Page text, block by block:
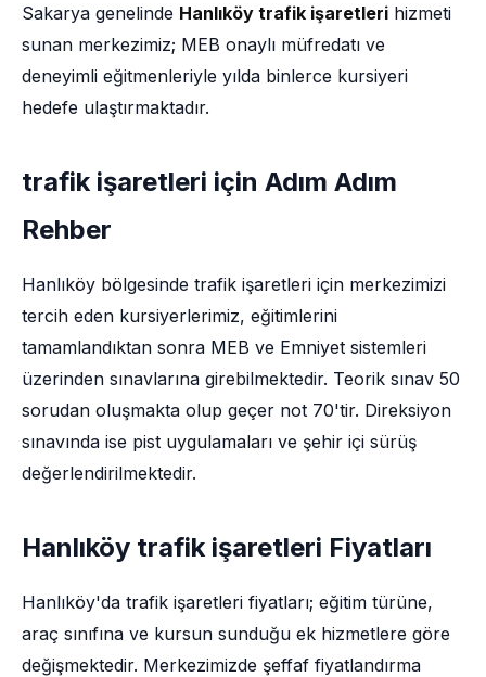
Sakarya genelinde Hanlıköy trafik işaretleri hizmeti
sunan merkezimiz; MEB onaylı müfredatı ve
deneyimli eğitmenleriyle yılda binlerce kursiyeri
hedefe ulaştırmaktadır.
trafik işaretleri için Adım Adım
Rehber
Hanlıköy bölgesinde trafik işaretleri için merkezimizi
tercih eden kursiyerlerimiz, eğitimlerini
tamamlandıktan sonra MEB ve Emniyet sistemleri
üzerinden sınavlarına girebilmektedir. Teorik sınav 50
sorudan oluşmakta olup geçer not 70'tir. Direksiyon
sınavında ise pist uygulamaları ve şehir içi sürüş
değerlendirilmektedir.
Hanlıköy trafik işaretleri Fiyatları
Hanlıköy'da trafik işaretleri fiyatları; eğitim türüne,
araç sınıfına ve kursun sunduğu ek hizmetlere göre
değişmektedir. Merkezimizde şeffaf fiyatlandırma